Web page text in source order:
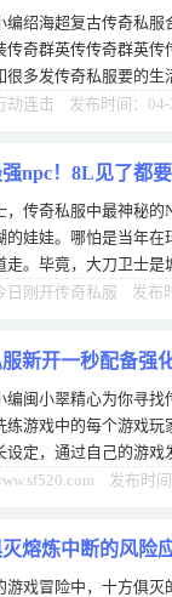
编绍海超复古传奇私
传奇群英传传奇群英
很多发传奇私服要的
除了三职业主属性的全
劫连击 发布时间：04-
npc！8L见了都
，传奇私服中最神秘的
的娃娃。哪怕是当年
走。毕竟，大刀卫士
，保护城市免受怪物入
日刚开传奇私服 发布
新开一秒配备强
编闽小翠精心为你寻
练游戏中的每个游戏
设定，通过自己的游
体验和凡是玩传奇游戏
发布时
熔炼中断的风险
游戏冒险中，十方俱